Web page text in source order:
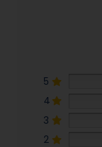
5
4
3
2